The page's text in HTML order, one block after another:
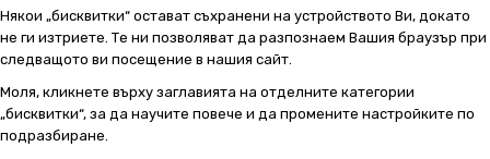
Някои „бисквитки“ остават съхранени на устройството Ви, докато
не ги изтриете. Те ни позволяват да разпознаем Вашия браузър при
следващото ви посещение в нашия сайт.
Моля, кликнете върху заглавията на отделните категории
„бисквитки“, за да научите повече и да промените настройките по
подразбиране.